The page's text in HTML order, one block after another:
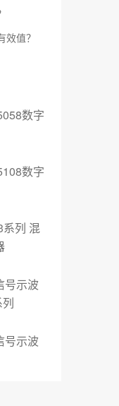
值？
数字
数字
列 混
号示波
号示波